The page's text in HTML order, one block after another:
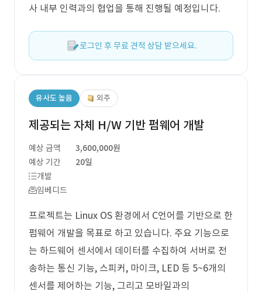
사 내부 인력과의 협업을 통해 진행될 예정입니다.
로그인 후 무료 견적 상담 받으세요.
유사도 높음 외주
제공되는 자체 H/W 기반 펌웨어 개발
예상 금액
3,600,000원
예상 기간
20일
개발
임베디드
프로젝트는 Linux OS 환경에서 C언어를 기반으로 한
펌웨어 개발을 목표로 하고 있습니다. 주요 기능으로
는 하드웨어 센서에서 데이터를 수집하여 서버로 전
송하는 통신 기능, 스피커, 마이크, LED 등 5~6개의
센서를 제어하는 기능, 그리고 모바일과의